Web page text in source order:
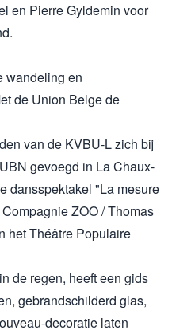
en Pierre Gyldemin voor
wandeling en
de Union Belge de
van de KVBU-L zich bij
gevoegd in La Chaux-
dansspektakel "La mesure
ZOO / Thomas
het Théâtre Populaire
de regen, heeft een gids
gebrandschilderd glas,
decoratie laten